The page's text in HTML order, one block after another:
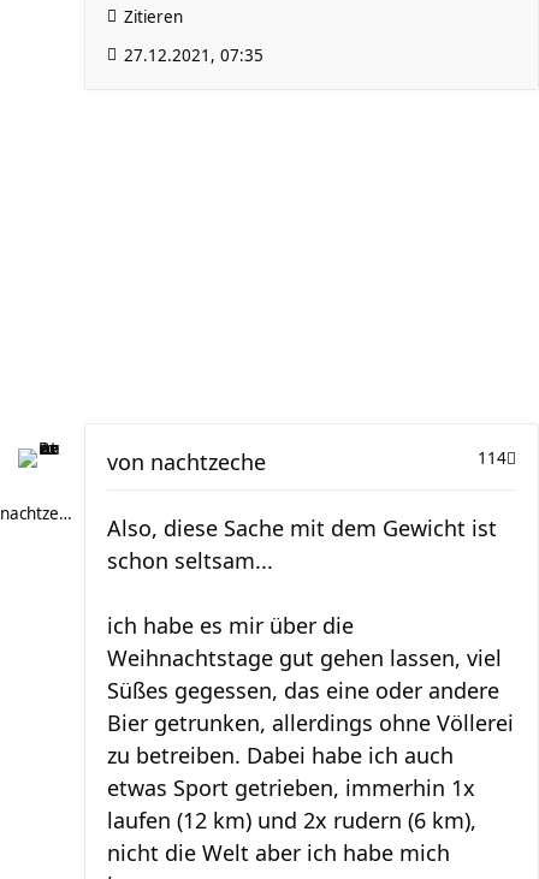
Zitieren
27.12.2021, 07:35
nachtzeche
114
von nachtzeche
Also, diese Sache mit dem Gewicht ist
schon seltsam...
ich habe es mir über die
Weihnachtstage gut gehen lassen, viel
Süßes gegessen, das eine oder andere
Bier getrunken, allerdings ohne Völlerei
zu betreiben. Dabei habe ich auch
etwas Sport getrieben, immerhin 1x
laufen (12 km) und 2x rudern (6 km),
nicht die Welt aber ich habe mich